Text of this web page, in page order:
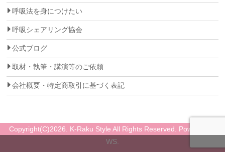
呼吸法を身につけたい
呼吸シェアリング協会
公式ブログ
取材・執筆・講演等のご依頼
会社概要・特定商取引に基づく表記
Copyright(C)2026. K-Raku Style All Rights Reserved. Powered by
WS.